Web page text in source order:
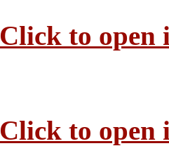
Click to open
Click to open